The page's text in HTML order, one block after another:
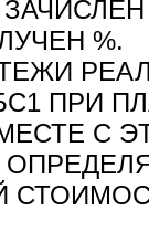
%.
ПРИ
С